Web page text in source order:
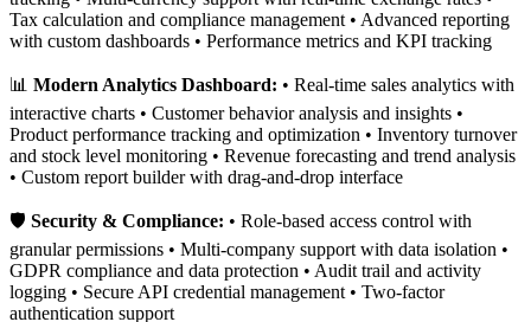
Tax calculation and compliance management • Advanced reporting
with custom dashboards • Performance metrics and KPI tracking
📊 Modern Analytics Dashboard: • Real-time sales analytics with
interactive charts • Customer behavior analysis and insights •
Product performance tracking and optimization • Inventory turnover
and stock level monitoring • Revenue forecasting and trend analysis
• Custom report builder with drag-and-drop interface
🛡️ Security & Compliance: • Role-based access control with
granular permissions • Multi-company support with data isolation •
GDPR compliance and data protection • Audit trail and activity
logging • Secure API credential management • Two-factor
authentication support